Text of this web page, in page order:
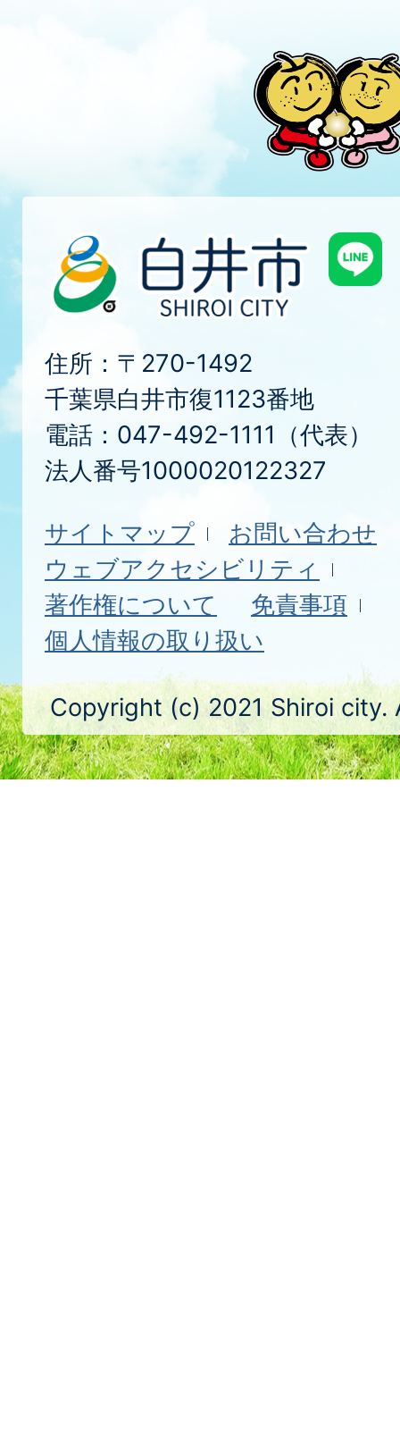
住所：〒270-1492
千葉県白井市復1123番地
電話：047-492-1111（代表）
法人番号1000020122327
サイトマップ
お問い合わせ
ウェブアクセシビリティ
著作権について
免責事項
個人情報の取り扱い
Copyright (c) 2021 Shiroi city.